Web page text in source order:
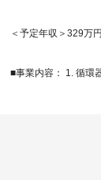
＜予定年収＞329万
■事業内容： 1. 循環